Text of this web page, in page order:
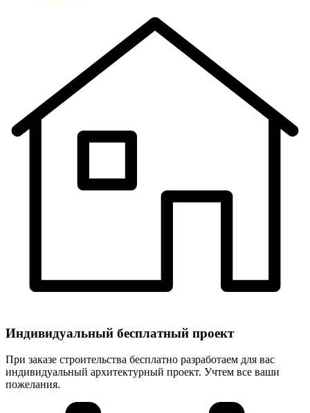
Индивидуальный бесплатный проект
При заказе строительства бесплатно разработаем для вас
индивидуальный архитектурный проект. Учтем все ваши
пожелания.